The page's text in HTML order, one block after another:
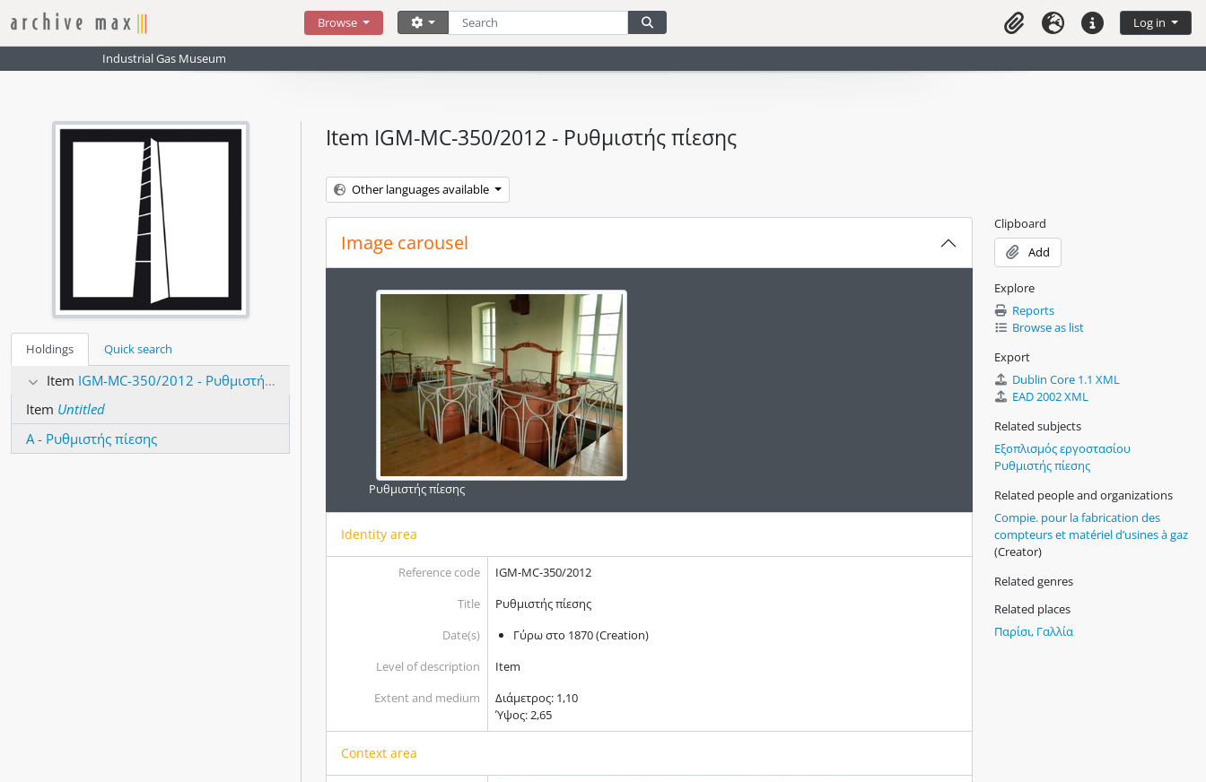
Skip to main content
Browse Search
Search options ClipboardLanguageQuick links Log in
Industrial Gas Museum
Holdings Quick search
Item IGM-MC-350/2012 - Ρυθμιστής πίεσης
Item Untitled
Α - Ρυθμιστής πίεσης
Item IGM-MC-350/2012 - Ρυθμιστής πίεσης
Other languages available
Image carousel
Ρυθμιστής πίεσης
Identity area
Reference code
IGM-MC-350/2012
Title
Ρυθμιστής πίεσης
Date(s)
Γύρω στο 1870 (Creation)
Level of description
Item
Extent and medium
Διάμετρος: 1,10
Ύψος: 2,65
Context area
Clipboard
Add
Explore
Reports
Browse as list
Export
Dublin Core 1.1 XML
EAD 2002 XML
Related subjects
Εξοπλισμός εργοστασίου
Ρυθμιστής πίεσης
Related people and organizations
Compie. pour la fabrication des
compteurs et matériel d’usines à gaz
(Creator)
Related genres
Related places
Παρίσι, Γαλλία